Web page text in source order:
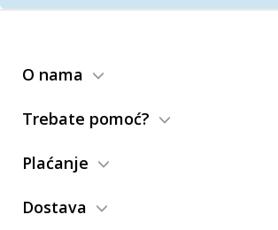
O nama
Trebate pomoć?
Plaćanje
Dostava